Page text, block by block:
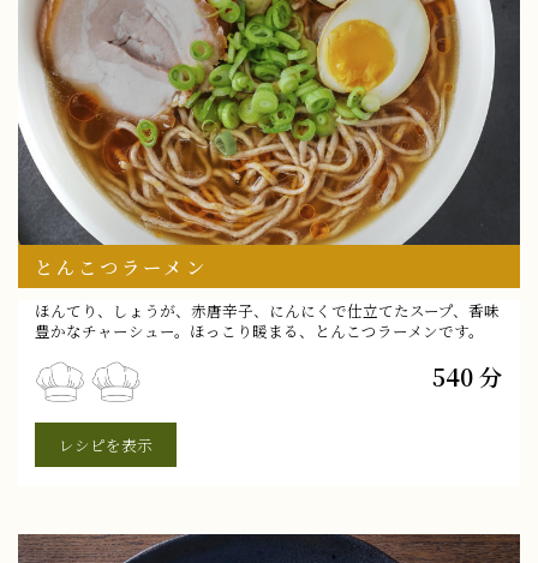
とんこつラーメン
ほんてり、しょうが、赤唐辛子、にんにくで仕立てたスープ、香味
豊かなチャーシュー。ほっこり暖まる、とんこつラーメンです。
540 分
レシピを表示